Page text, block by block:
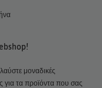
μοναδικές
για τα προϊόντα που σας